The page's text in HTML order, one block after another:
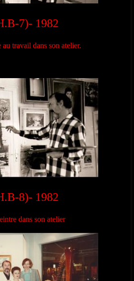
7)- 1982
travail dans son atelier.
8)- 1982
dans son atelier